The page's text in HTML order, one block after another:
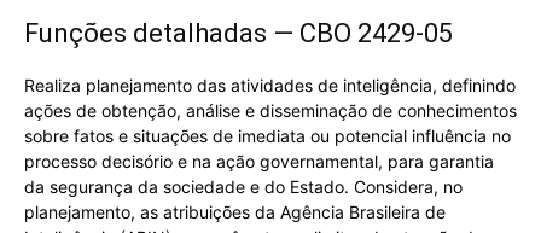
Funções detalhadas — CBO 2429-05
Realiza planejamento das atividades de inteligência, definindo
ações de obtenção, análise e disseminação de conhecimentos
sobre fatos e situações de imediata ou potencial influência no
processo decisório e na ação governamental, para garantia
da segurança da sociedade e do Estado. Considera, no
planejamento, as atribuições da Agência Brasileira de